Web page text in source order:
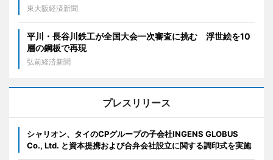
東大阪経済新聞
平川・長谷川鉄工が全国大会一次審査に挑む 浮世絵を10
層の鋼板で再現
弘前経済新聞
プレスリリース
シャリオン、タイのCPグループの子会社INGENS GLOBUS
Co., Ltd. と資本提携および合弁会社設立に関する調印式を実施